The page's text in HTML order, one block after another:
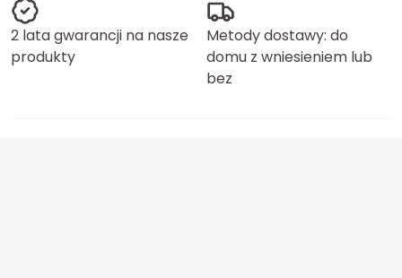
2 lata gwarancji na nasze
produkty
Metody dostawy: do
domu z wniesieniem lub
bez